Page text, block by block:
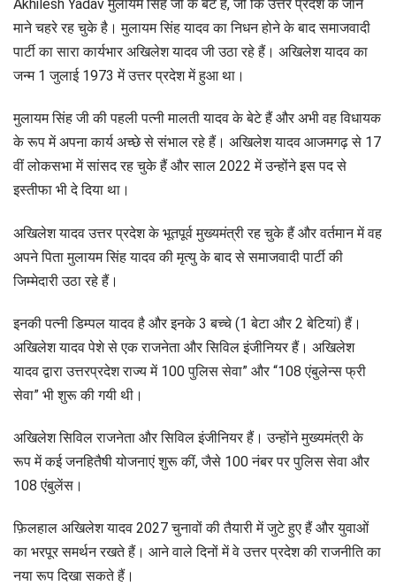
Akhilesh Yadav मुलायम सिंह जी के बेटे हैं, जो कि उत्तर प्रदेश के जाने
माने चहरे रह चुके है। मुलायम सिंह यादव का निधन होने के बाद समाजवादी
पार्टी का सारा कार्यभार अखिलेश यादव जी उठा रहे हैं। अखिलेश यादव का
जन्म 1 जुलाई 1973 में उत्तर प्रदेश में हुआ था।
मुलायम सिंह जी की पहली पत्नी मालती यादव के बेटे हैं और अभी वह विधायक
के रूप में अपना कार्य अच्छे से संभाल रहे हैं। अखिलेश यादव आजमगढ़ से 17
वीं लोकसभा में सांसद रह चुके हैं और साल 2022 में उन्होंने इस पद से
इस्तीफा भी दे दिया था।
अखिलेश यादव उत्तर प्रदेश के भूतपूर्व मुख्यमंत्री रह चुके हैं और वर्तमान में वह
अपने पिता मुलायम सिंह यादव की मृत्यु के बाद से समाजवादी पार्टी की
जिम्मेदारी उठा रहे हैं।
इनकी पत्नी डिम्पल यादव है और इनके 3 बच्चे (1 बेटा और 2 बेटियां) हैं।
अखिलेश यादव पेशे से एक राजनेता और सिविल इंजीनियर हैं। अखिलेश
यादव द्वारा उत्तरप्रदेश राज्य में 100 पुलिस सेवा” और “108 एंबुलेन्स फ्री
सेवा” भी शुरू की गयी थी।
अखिलेश सिविल राजनेता और सिविल इंजीनियर हैं। उन्होंने मुख्यमंत्री के
रूप में कई जनहितैषी योजनाएं शुरू कीं, जैसे 100 नंबर पर पुलिस सेवा और
108 एंबुलेंस।
फ़िलहाल अखिलेश यादव 2027 चुनावों की तैयारी में जुटे हुए हैं और युवाओं
का भरपूर समर्थन रखते हैं। आने वाले दिनों में वे उत्तर प्रदेश की राजनीति का
नया रूप दिखा सकते हैं।